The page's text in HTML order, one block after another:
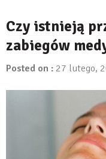
Czy istnieją
zabiegów
Posted on : 27 lutego,